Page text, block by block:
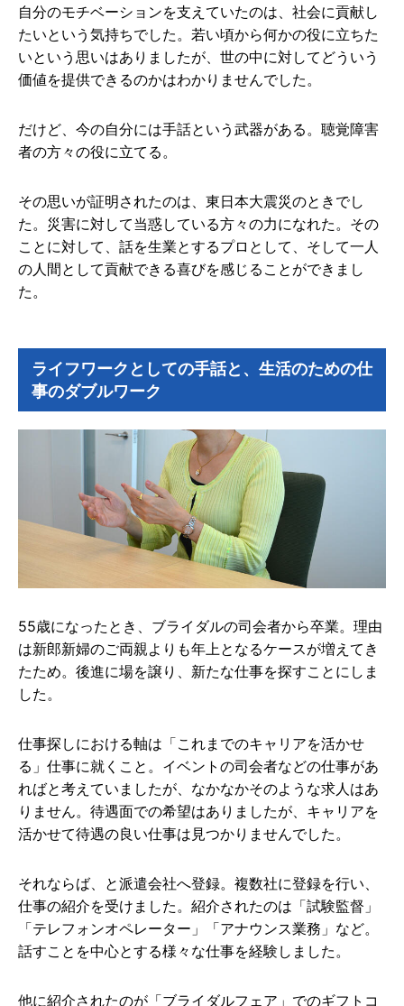
自分のモチベーションを支えていたのは、社会に貢献し
たいという気持ちでした。若い頃から何かの役に立ちた
いという思いはありましたが、世の中に対してどういう
価値を提供できるのかはわかりませんでした。
だけど、今の自分には手話という武器がある。聴覚障害
者の方々の役に立てる。
その思いが証明されたのは、東日本大震災のときでし
た。災害に対して当惑している方々の力になれた。その
ことに対して、話を生業とするプロとして、そして一人
の人間として貢献できる喜びを感じることができまし
た。
ライフワークとしての手話と、生活のための仕
事のダブルワーク
55歳になったとき、ブライダルの司会者から卒業。理由
は新郎新婦のご両親よりも年上となるケースが増えてき
たため。後進に場を譲り、新たな仕事を探すことにしま
した。
仕事探しにおける軸は「これまでのキャリアを活かせ
る」仕事に就くこと。イベントの司会者などの仕事があ
ればと考えていましたが、なかなかそのような求人はあ
りません。待遇面での希望はありましたが、キャリアを
活かせて待遇の良い仕事は見つかりませんでした。
それならば、と派遣会社へ登録。複数社に登録を行い、
仕事の紹介を受けました。紹介されたのは「試験監督」
「テレフォンオペレーター」「アナウンス業務」など。
話すことを中心とする様々な仕事を経験しました。
他に紹介されたのが「ブライダルフェア」でのギフトコ